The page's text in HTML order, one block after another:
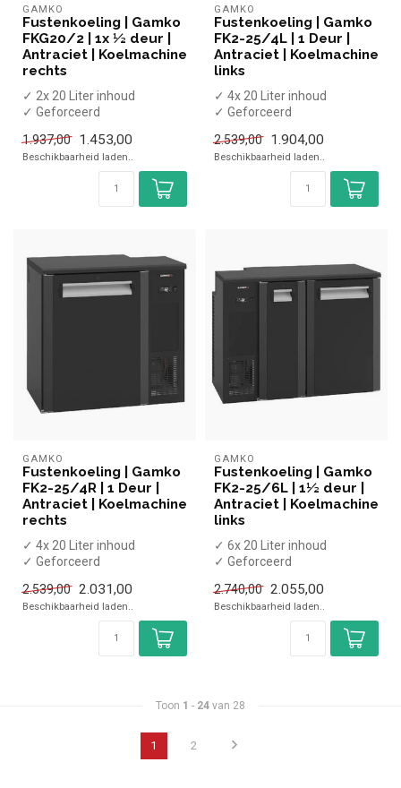
GAMKO
Fustenkoeling | Gamko
FKG20/2 | 1x ½ deur |
Antraciet | Koelmachine
rechts
✓ 2x 20 Liter inhoud
✓ Geforceerd
✓ 555 x 599 x 848/8...
1.937,00 1.453,00
Beschikbaarheid laden..
GAMKO
Fustenkoeling | Gamko
FK2-25/4L | 1 Deur |
Antraciet | Koelmachine
links
✓ 4x 20 Liter inhoud
✓ Geforceerd
✓ 880 x 567 x 860/880 mm
...
2.539,00 1.904,00
Beschikbaarheid laden..
GAMKO
Fustenkoeling | Gamko
FK2-25/4R | 1 Deur |
Antraciet | Koelmachine
rechts
✓ 4x 20 Liter inhoud
✓ Geforceerd
✓ 880 x 567 x 860/880 mm
...
2.539,00 2.031,00
Beschikbaarheid laden..
GAMKO
Fustenkoeling | Gamko
FK2-25/6L | 1½ deur |
Antraciet | Koelmachine
links
✓ 6x 20 Liter inhoud
✓ Geforceerd
✓ 1110 x 567 x 860/880 ...
2.740,00 2.055,00
Beschikbaarheid laden..
Toon 1 - 24 van 28
1 2